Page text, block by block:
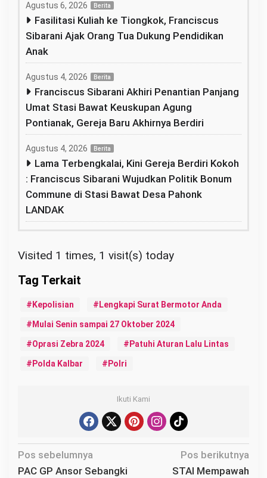
Agustus 6, 2026 Berita
Fasilitasi Kuliah ke Tiongkok, Franciscus
Sibarani Ajak Orang Tua Dukung Pendidikan
Anak
Agustus 4, 2026 Berita
Franciscus Sibarani Akhiri Penantian Panjang
Umat Stasi Bawat Keuskupan Agung
Pontianak, Gereja Baru Akhirnya Berdiri
Agustus 4, 2026 Berita
Lama Terbengkalai, Kini Gereja Berdiri Kokoh
: Franciscus Sibarani Wujudkan Politik Bonum
Commune di Stasi Bawat Desa Pahonk
LANDAK
Visited 1 times, 1 visit(s) today
Kepolisian Lengkapi Surat Bermotor Anda
Mulai Senin sampai 27 Oktober 2024
Oprasi Zebra 2024 Patuhi Aturan Lalu Lintas
Polda Kalbar Polri
Ikuti Kami
N
a
Pos sebelumnya
PAC GP Ansor Sebangki
Pos berikutnya
STAI Mempawah